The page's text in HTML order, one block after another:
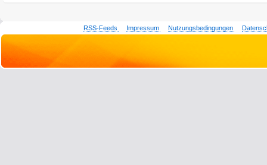
RSS-Feeds Impressum Nutzungsbedingungen